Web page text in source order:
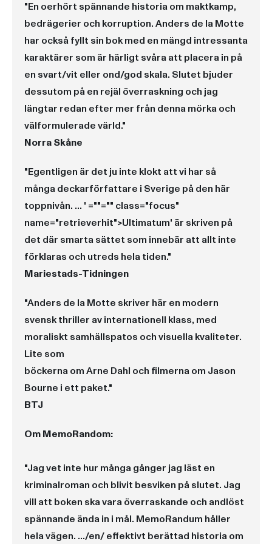
"En oerhört spännande historia om maktkamp,
bedrägerier och korruption. Anders de la Motte
har också fyllt sin bok med en mängd intressanta
karaktärer som är härligt svåra att placera in på
en svart/vit eller ond/god skala. Slutet bjuder
dessutom på en rejäl överraskning och jag
längtar redan efter mer från denna mörka och
välformulerade värld."
Norra Skåne
"Egentligen är det ju inte klokt att vi har så
många deckarförfattare i Sverige på den här
toppnivån. ... ' =""="" class="focus"
name="retrieverhit">Ultimatum' är skriven på
det där smarta sättet som innebär att allt inte
förklaras och utreds hela tiden."
Mariestads-Tidningen
"Anders de la Motte skriver här en modern
svensk thriller av internationell klass, med
moraliskt samhällspatos och visuella kvaliteter.
Lite som
böckerna om Arne Dahl och filmerna om Jason
Bourne i ett paket."
BTJ
Om MemoRandom:
"Jag vet inte hur många gånger jag läst en
kriminalroman och blivit besviken på slutet. Jag
vill att boken ska vara överraskande och andlöst
spännande ända in i mål. MemoRandum håller
hela vägen. .../en/ effektivt berättad historia om